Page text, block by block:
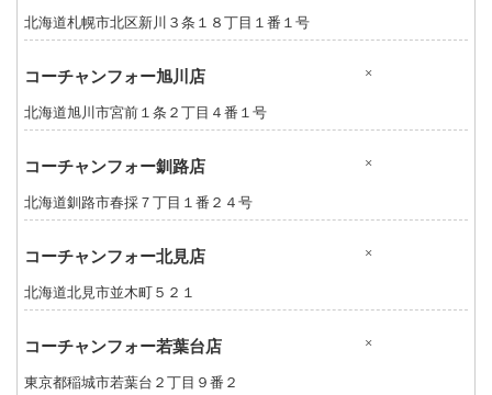
北海道札幌市北区新川３条１８丁目１番１号
コーチャンフォー旭川店 ×
北海道旭川市宮前１条２丁目４番１号
コーチャンフォー釧路店 ×
北海道釧路市春採７丁目１番２４号
コーチャンフォー北見店 ×
北海道北見市並木町５２１
コーチャンフォー若葉台店 ×
東京都稲城市若葉台２丁目９番２